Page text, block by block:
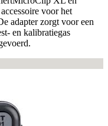
voor het
adapter zorgt voor een
en kalibratiegas